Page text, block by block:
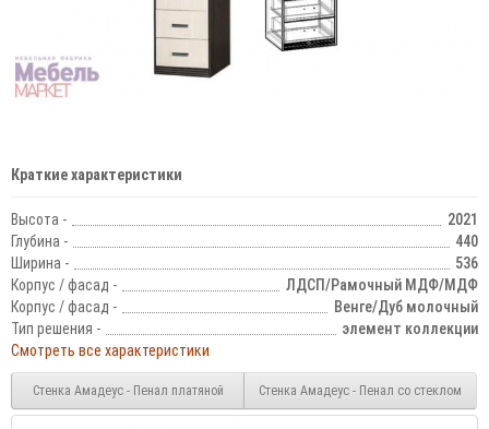
Краткие характеристики
Высота -
2021
Глубина -
440
Ширина -
536
Корпус / фасад -
ЛДСП/Рамочный МДФ/МДФ
Корпус / фасад -
Венге/Дуб молочный
Тип решения -
элемент коллекции
Смотреть все характеристики
Стенка Амадеус - Пенал платяной Стенка Амадеус - Пенал со стеклом